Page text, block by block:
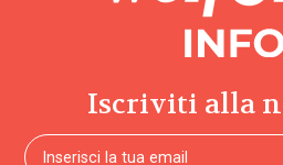
Iscriviti alla